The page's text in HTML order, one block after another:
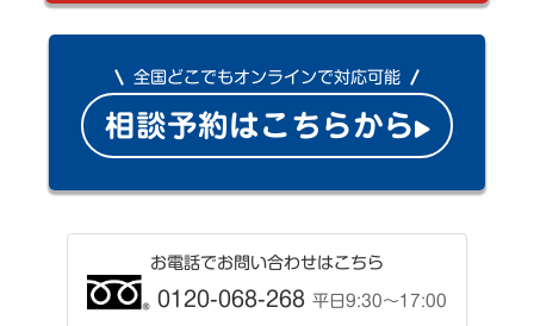
全国どこでもオンラインで対応可能
相談予約はこちらから
お電話でお問い合わせはこちら
0120-068-268 平日9:30〜17:00